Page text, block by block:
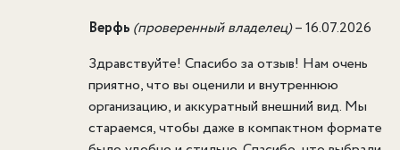
Верфь (проверенный владелец)–16.07.2026
Здравствуйте! Спасибо за отзыв! Нам очень
приятно, что вы оценили и внутреннюю
организацию, и аккуратный внешний вид. Мы
стараемся, чтобы даже в компактном формате